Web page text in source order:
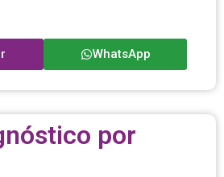
WhatsApp
por